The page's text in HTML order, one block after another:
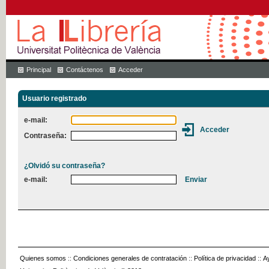
Principal Contáctenos Acceder
Usuario registrado
e-mail:
Contraseña:
¿Olvidó su contraseña?
e-mail:
Quienes somos :: Condiciones generales de contratación :: Política de privacidad ::